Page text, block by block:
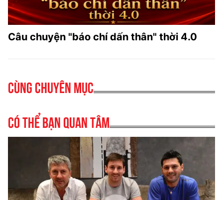
Câu chuyện "báo chí dấn thân" thời 4.0
Cùng chuyên mục
Có thể bạn quan tâm